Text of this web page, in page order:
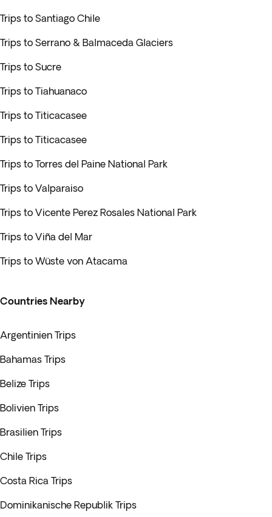
Trips to Santiago Chile
Trips to Serrano & Balmaceda Glaciers
Trips to Sucre
Trips to Tiahuanaco
Trips to Titicacasee
Trips to Titicacasee
Trips to Torres del Paine National Park
Trips to Valparaiso
Trips to Vicente Perez Rosales National Park
Trips to Viña del Mar
Trips to Wüste von Atacama
Countries Nearby
Argentinien Trips
Bahamas Trips
Belize Trips
Bolivien Trips
Brasilien Trips
Chile Trips
Costa Rica Trips
Dominikanische Republik Trips